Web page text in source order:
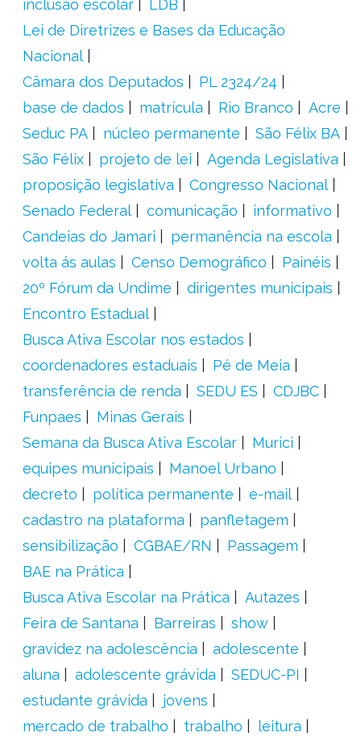
inclusão escolar
LDB
Lei de Diretrizes e Bases da Educação
Nacional
Câmara dos Deputados
PL 2324/24
base de dados
matrícula Rio Branco
Acre
Seduc PA
núcleo permanente
São Félix BA
São Félix
projeto de lei
Agenda Legislativa
proposição legislativa
Congresso Nacional
Senado Federal
comunicação
informativo
Candeias do Jamari
permanência na escola
volta ás aulas
Censo Demográfico
Painéis
20º Fórum da Undime
dirigentes municipais
Encontro Estadual
Busca Ativa Escolar nos estados
coordenadores estaduais
Pé de Meia
transferência de renda
SEDU ES
CDJBC
Funpaes
Minas Gerais
Semana da Busca Ativa Escolar
Murici
equipes municipais
Manoel Urbano
decreto
política permanente
e-mail
cadastro na plataforma
panfletagem
sensibilização
CGBAE/RN
Passagem
BAE na Prática
Busca Ativa Escolar na Prática
Autazes
Feira de Santana
Barreiras
show
gravidez na adolescência
adolescente
aluna
adolescente grávida
SEDUC-PI
estudante grávida
jovens
mercado de trabalho
trabalho
leitura